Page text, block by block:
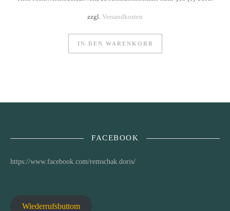
zzgl. Versandkosten
IN DEN WARENKORB
FACEBOOK
https://www.facebook.com/remschak.doris/
Wiederrufsbuttom